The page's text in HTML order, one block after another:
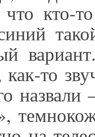
что
то